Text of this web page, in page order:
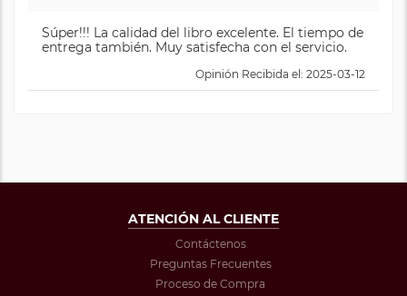
Súper!!! La calidad del libro excelente. El tiempo de
entrega también. Muy satisfecha con el servicio.
Opinión Recibida el: 2025-03-12
ATENCIÓN AL CLIENTE
Contáctenos
Preguntas Frecuentes
Proceso de Compra